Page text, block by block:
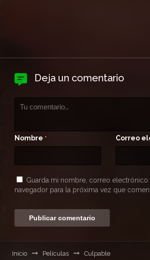
Deja un comentario
Nombre * Correo
Guarda mi nombre, correo electrónico
navegador para la próxima vez que
Inicio Películas Culpable